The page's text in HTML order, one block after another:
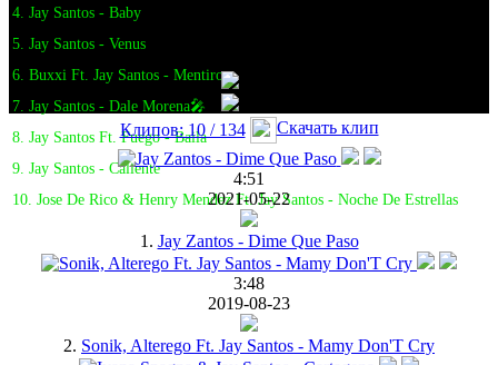
4. Jay Santos - Baby
5. Jay Santos - Venus
6. Buxxi Ft. Jay Santos - Mentirosa
7. Jay Santos - Dale Morena🎤
8. Jay Santos Ft. Fuego - Baila
9. Jay Santos - Caliente
10. Jose De Rico & Henry Mendez Ft. Jay Santos - Noche De Estrellas
Клипов: 10 / 134 Скачать клип
4:51
2021-05-22
1. Jay Zantos - Dime Que Paso
3:48
2019-08-23
2. Sonik, Alterego Ft. Jay Santos - Mamy Don'T Cry